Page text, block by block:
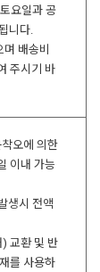
요일과 공
니다.
배송비
주시기 바
오에 의한
이내 가능
생시 전액
교환 및 반
를 사용하